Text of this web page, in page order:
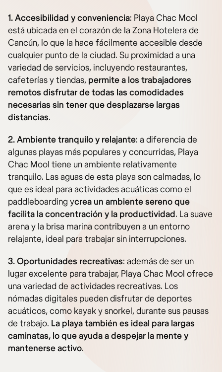
1. Accesibilidad y conveniencia: Playa Chac Mool
está ubicada en el corazón de la Zona Hotelera de
Cancún, lo que la hace fácilmente accesible desde
cualquier punto de la ciudad. Su proximidad a una
variedad de servicios, incluyendo restaurantes,
cafeterías y tiendas, permite a los trabajadores
remotos disfrutar de todas las comodidades
necesarias sin tener que desplazarse largas
distancias.
2. Ambiente tranquilo y relajante: a diferencia de
algunas playas más populares y concurridas, Playa
Chac Mool tiene un ambiente relativamente
tranquilo. Las aguas de esta playa son calmadas, lo
que es ideal para actividades acuáticas como el
paddleboarding ycrea un ambiente sereno que
facilita la concentración y la productividad. La suave
arena y la brisa marina contribuyen a un entorno
relajante, ideal para trabajar sin interrupciones.
3. Oportunidades recreativas: además de ser un
lugar excelente para trabajar, Playa Chac Mool ofrece
una variedad de actividades recreativas. Los
nómadas digitales pueden disfrutar de deportes
acuáticos, como kayak y snorkel, durante sus pausas
de trabajo. La playa también es ideal para largas
caminatas, lo que ayuda a despejar la mente y
mantenerse activo.